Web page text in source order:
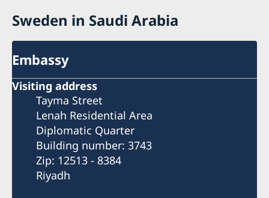
Sweden in Saudi Arabia
Embassy
Visiting address
Tayma Street
Lenah Residential Area
Diplomatic Quarter
Building number: 3743
Zip: 12513 - 8384
Riyadh